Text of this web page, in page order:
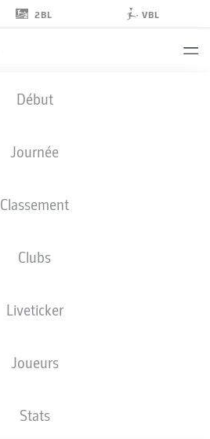
2BL VBL
Début
Journée
Classement
Clubs
Liveticker
Joueurs
Stats